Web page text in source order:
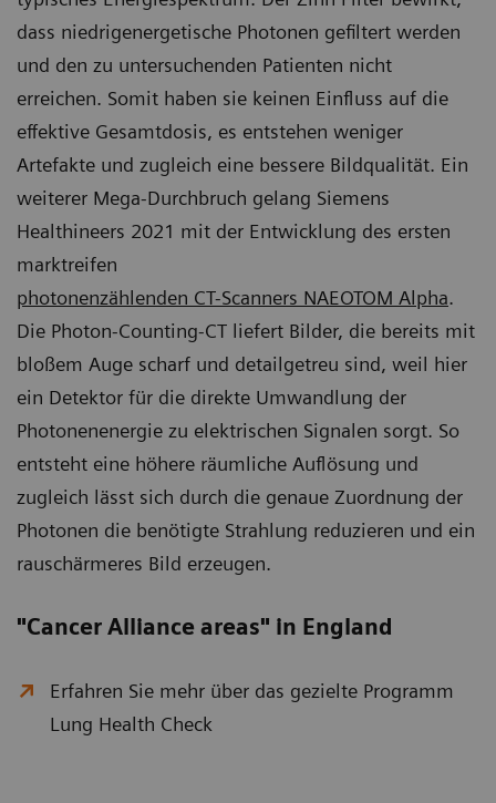
dass niedrigenergetische Photonen gefiltert werden
und den zu untersuchenden Patienten nicht
erreichen. Somit haben sie keinen Einfluss auf die
effektive Gesamtdosis, es entstehen weniger
Artefakte und zugleich eine bessere Bildqualität. Ein
weiterer Mega-Durchbruch gelang Siemens
Healthineers 2021 mit der Entwicklung des ersten
marktreifen
photonenzählenden CT-Scanners NAEOTOM Alpha.
Die Photon-Counting-CT liefert Bilder, die bereits mit
bloßem Auge scharf und detailgetreu sind, weil hier
ein Detektor für die direkte Umwandlung der
Photonenenergie zu elektrischen Signalen sorgt. So
entsteht eine höhere räumliche Auflösung und
zugleich lässt sich durch die genaue Zuordnung der
Photonen die benötigte Strahlung reduzieren und ein
rauschärmeres Bild erzeugen.
"Cancer Alliance areas" in England
Erfahren Sie mehr über das gezielte Programm
Lung Health Check